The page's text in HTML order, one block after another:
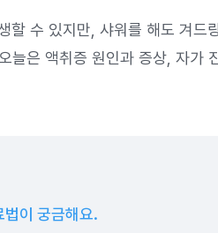
할 수 있지만, 샤워를 해도 겨드
늘은 액취증 원인과 증상, 자가
법이 궁금해요.